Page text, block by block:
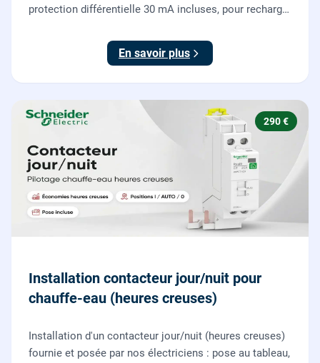
protection différentielle 30 mA incluses, pour recharger
En savoir plus
290 €
Installation contacteur jour/nuit pour
chauffe-eau (heures creuses)
Installation d'un contacteur jour/nuit (heures creuses)
fournie et posée par nos électriciens : pose au tableau,